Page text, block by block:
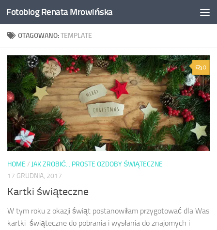
Przeskocz do treści
Fotoblog Renata Mrowińska
OTAGOWANO:TEMPLATE
0
HOME / JAK ZROBIĆ... PROSTE OZDOBY ŚWIĄTECZNE
17 GRUDNIA, 2017
Kartki świąteczne
W tym roku z okazji świąt postanowiłam przygotować dla Was
kartki świąteczne do pobrania i wysłania do znajomych i